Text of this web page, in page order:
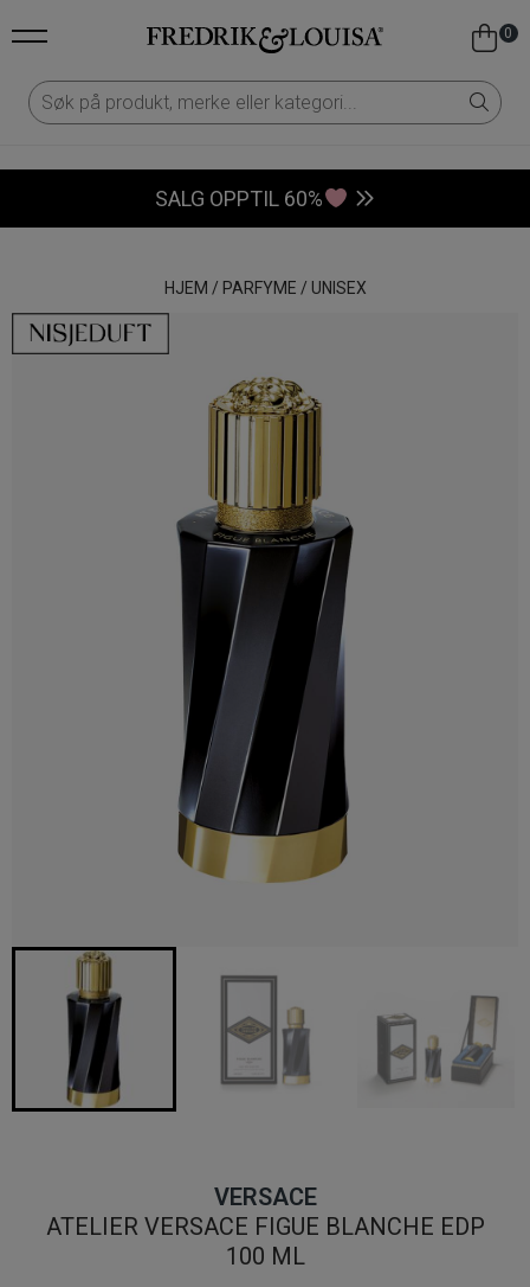
0
SALG OPPTIL 60%
HJEM / PARFYME / UNISEX
VERSACE
ATELIER VERSACE FIGUE BLANCHE EDP
100 ML